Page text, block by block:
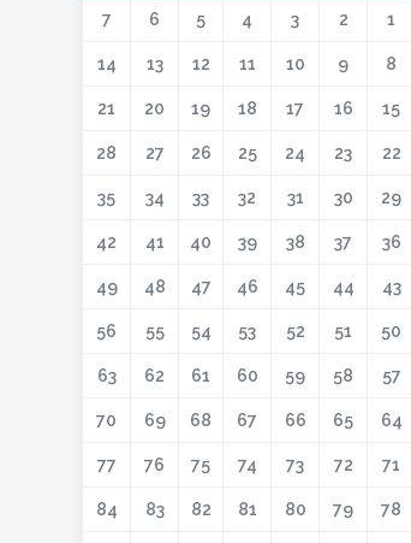
1
2
3
4
5
6
7
8
9
10
11
12
13
14
15
16
17
18
19
20
21
22
23
24
25
26
27
28
29
30
31
32
33
34
35
36
37
38
39
40
41
42
43
44
45
46
47
48
49
50
51
52
53
54
55
56
57
58
59
60
61
62
63
64
65
66
67
68
69
70
71
72
73
74
75
76
77
78
79
80
81
82
83
84